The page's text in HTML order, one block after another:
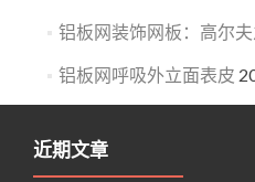
铝板网装饰网板：高尔
铝板网呼吸外立面表皮
近期文章